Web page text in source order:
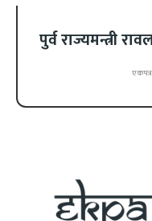
पुर्व राज्यमन्त्री